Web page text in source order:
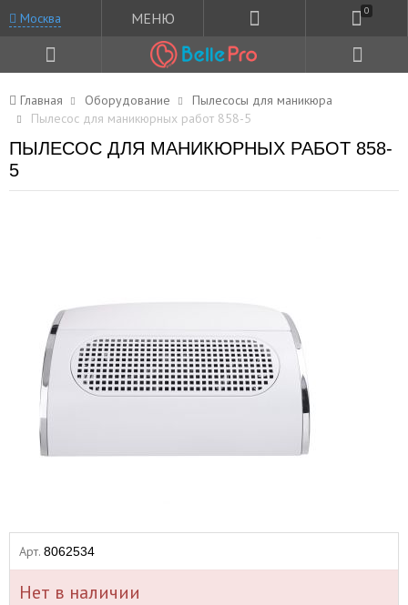
Москва МЕНЮ 0
Главная Оборудование
Пылесосы для маникюра
Пылесос для маникюрных работ 858-5
ПЫЛЕСОС ДЛЯ МАНИКЮРНЫХ РАБОТ 858-
5
Арт. 8062534
Нет в наличии